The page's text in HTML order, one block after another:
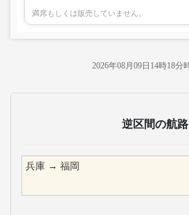
満席もしくは販売していません。
2026年08月09日14時18
逆区間の航路
兵庫 → 福岡